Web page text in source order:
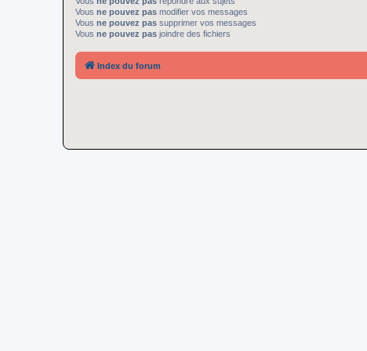
Vous ne pouvez pas modifier vos messages
Vous ne pouvez pas supprimer vos messages
Vous ne pouvez pas joindre des fichiers
Index du forum